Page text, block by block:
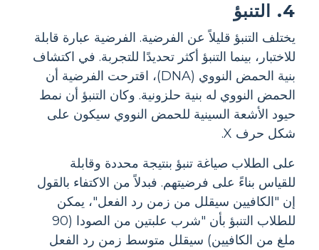
4. التنبؤ
يختلف التنبؤ قليلاً عن الفرضية. الفرضية عبارة قابلة
للاختبار، بينما التنبؤ أكثر تحديدًا للتجربة. في اكتشاف
بنية الحمض النووي (DNA)، اقترحت الفرضية أن
الحمض النووي له بنية حلزونية. وكان التنبؤ أن نمط
حيود الأشعة السينية للحمض النووي سيكون على
شكل حرف X.
على الطلاب صياغة تنبؤ بنتيجة محددة وقابلة
للقياس بناءً على فرضيتهم. فبدلاً من الاكتفاء بالقول
إن "الكافيين سيقلل من زمن رد الفعل"، يمكن
للطلاب التنبؤ بأن "شرب علبتين من الصودا (90
ملغ من الكافيين) سيقلل متوسط زمن رد الفعل